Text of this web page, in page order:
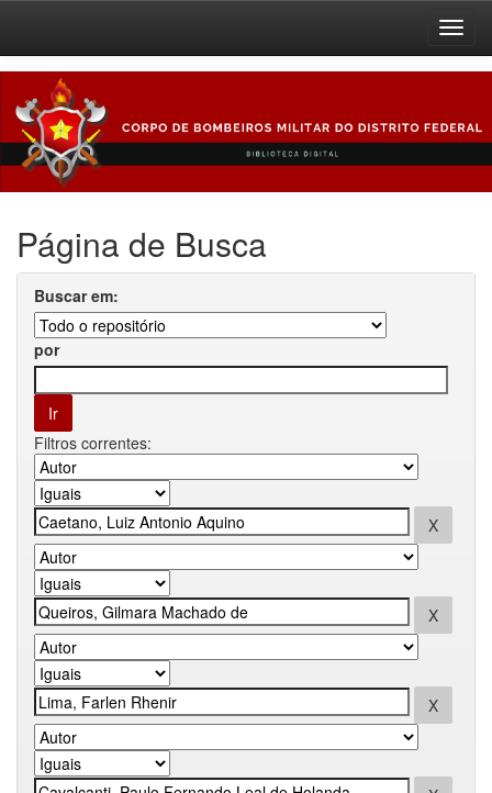
navigation
Página de Busca
Buscar em:
por
Filtros correntes: